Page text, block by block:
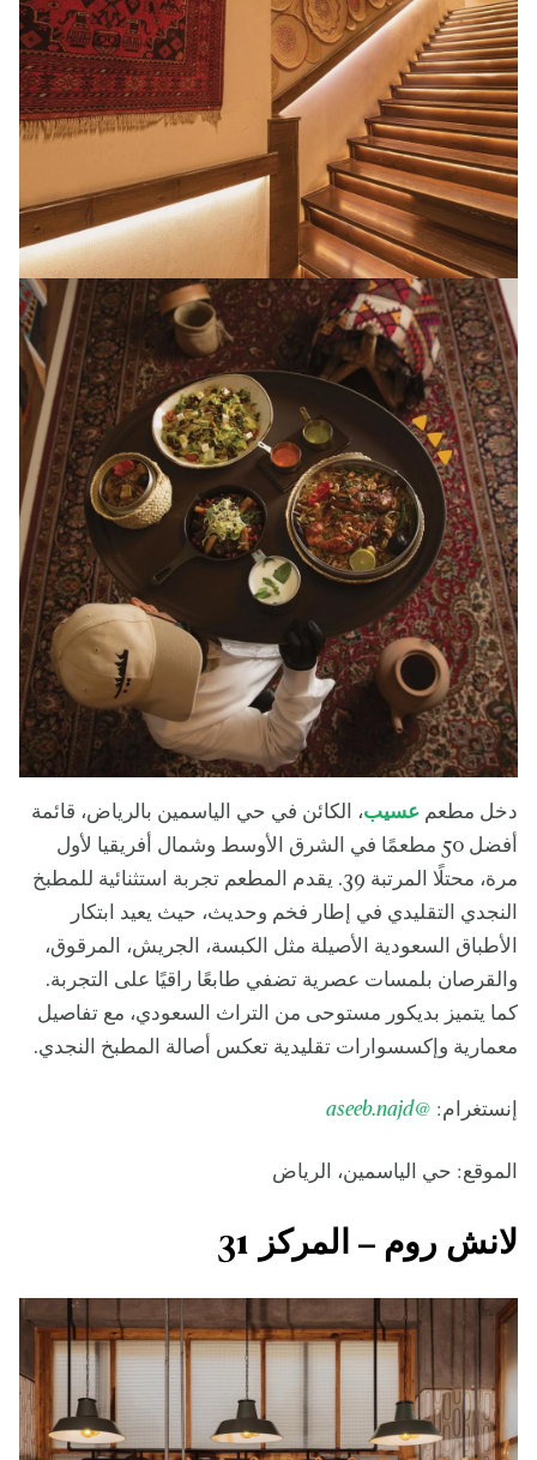
دخل مطعم عسيب، الكائن في حي الياسمين بالرياض، قائمة
أفضل 50 مطعمًا في الشرق الأوسط وشمال أفريقيا لأول
مرة، محتلًا المرتبة 39. يقدم المطعم تجربة استثنائية للمطبخ
النجدي التقليدي في إطار فخم وحديث، حيث يعيد ابتكار
الأطباق السعودية الأصيلة مثل الكبسة، الجريش، المرقوق،
والقرصان بلمسات عصرية تضفي طابعًا راقيًا على التجربة.
كما يتميز بديكور مستوحى من التراث السعودي، مع تفاصيل
معمارية وإكسسوارات تقليدية تعكس أصالة المطبخ النجدي.
إنستغرام: @aseeb.najd
الموقع: حي الياسمين، الرياض
لانش روم – المركز 31